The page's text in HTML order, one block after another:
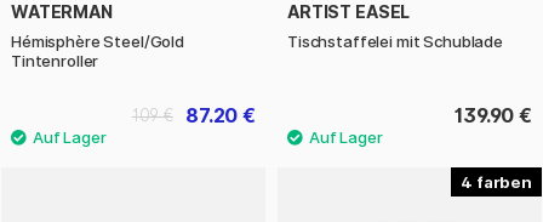
WATERMAN
Hémisphère Steel/Gold
Tintenroller
87.20 €
109 €
ARTIST EASEL
Tischstaffelei mit Schublade
139.90 €
4